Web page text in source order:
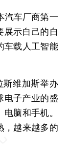
车厂商第一
展示自己的自
车载人工智能
维加斯举办
电子产业的盛
脑和手机。
，越来越多的